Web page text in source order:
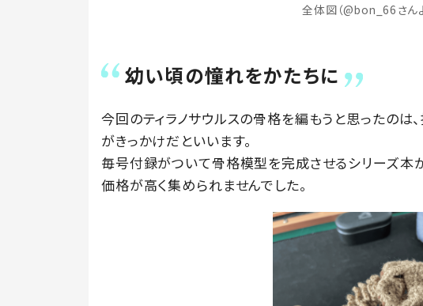
全体図（@bon_66さん
幼い頃の憧れをかたちに
今回のティラノサウルスの骨格を編もうと思ったの
がきっかけだといいます。
毎号付録がついて骨格模型を完成させるシリーズ本
価格が高く集められませんでした。